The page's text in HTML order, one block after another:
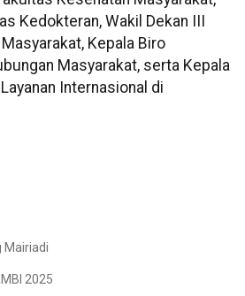
Kedokteran, Wakil Dekan III
Kepala Biro
Masyarakat, serta Kepala
Internasional di
Mairiadi
2025